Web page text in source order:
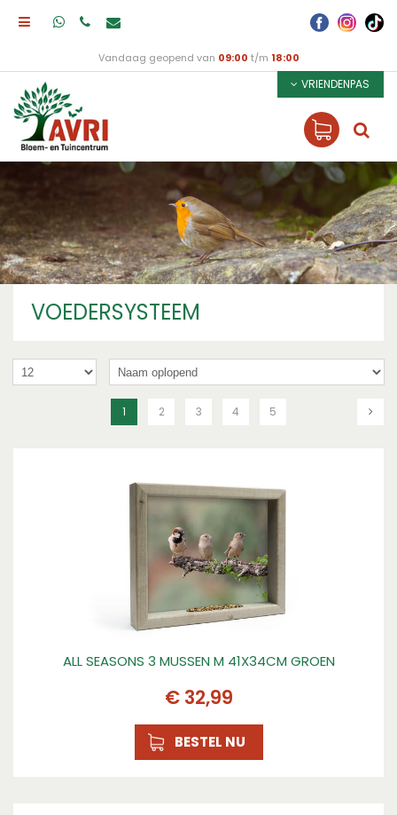
Vandaag geopend van 09:00 t/m 18:00
VRIENDENPAS
VOEDERSYSTEEM
1 2 3 4 5
ALL SEASONS 3 MUSSEN M 41X34CM GROEN
€ 32,99
BESTEL NU